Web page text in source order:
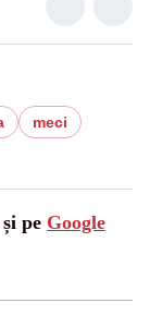
meci
pe Google